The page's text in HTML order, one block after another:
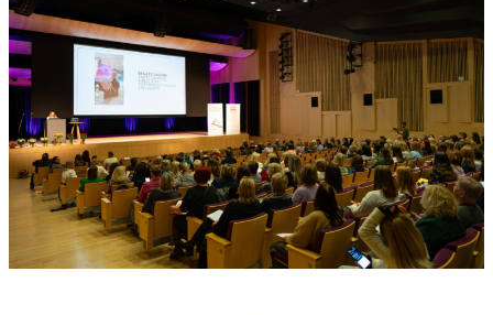
LBB
16.
kongresu
“Bibliotēkas
nākotnei”